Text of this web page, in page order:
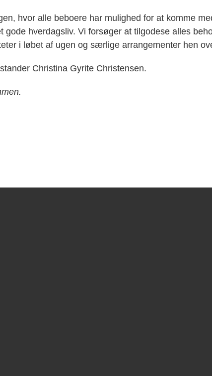
hvor alle beboere har mulighed for at komme
gode hverdagsliv. Vi forsøger at tilgodese alles
i løbet af ugen og særlige arrangementer hen
Christina Gyrite Christensen.